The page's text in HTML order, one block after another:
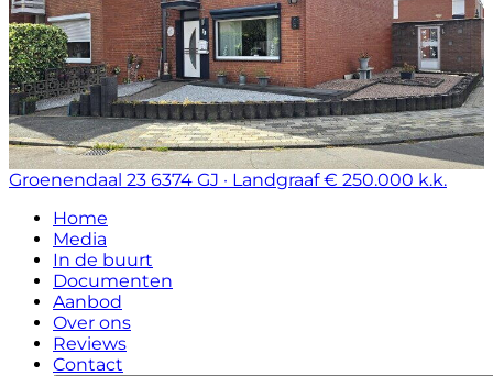
Groenendaal 23 6374 GJ · Landgraaf € 250.000 k.k.
Home
Media
In de buurt
Documenten
Aanbod
Over ons
Reviews
Contact